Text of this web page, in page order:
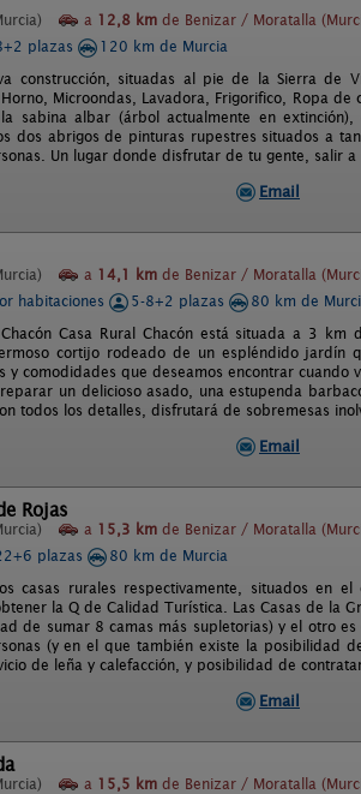
a 12,8 km de Benizar / Moratalla
plazas
120 km de Murcia
construcción, situadas al pie de la Sierra de
Microondas, Lavadora, Frigorifico, Ropa de
sabina albar (árbol actualmente en
dos abrigos de pinturas rupestres situados a
Un lugar donde disfrutar de tu gente, salir a
Email
a 14,1 km de Benizar / Moratalla
habitaciones
5-8+2 plazas
80 km de
Casa Rural Chacón está situada a 3
cortijo rodeado de un espléndido jardín
y comodidades que deseamos encontrar cuando
un delicioso asado, una estupenda
todos los detalles, disfrutará de sobremesas
Email
Rojas
a 15,3 km de Benizar / Moratalla
plazas
80 km de Murcia
casas rurales respectivamente, situados en
la Q de Calidad Turística. Las Casas de la
de sumar 8 camas más supletorias) y el otro
(y en el que también existe la posibilidad
de leña y calefacción, y posibilidad de
Email
a 15,5 km de Benizar / Moratalla